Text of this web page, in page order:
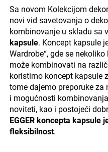
Sa novom Kolekcijom
novi vid savetovanja o
kombinovanje u skladu sa
kapsule. Koncept kapsule
Wardrobe“, gde se
može kombinovati na
koristimo koncept kapsule
tome dajemo preporuke za
i mogućnosti
noviteti, kao i postojeći
EGGER koncepta kapsule
fleksibilnost.